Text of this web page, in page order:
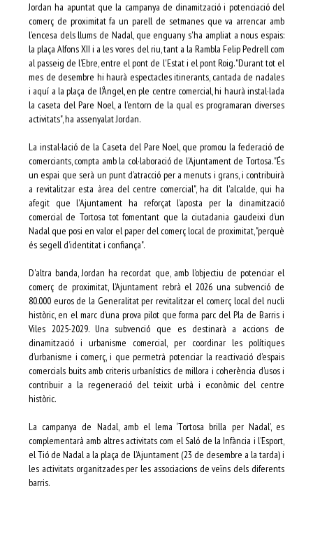
Jordan ha apuntat que la campanya de dinamització i potenciació del
comerç de proximitat fa un parell de setmanes que va arrencar amb
l’encesa dels llums de Nadal, que enguany s'ha ampliat a nous espais:
la plaça Alfons XII i a les vores del riu, tant a la Rambla Felip Pedrell com
al passeig de l’Ebre, entre el pont de l'Estat i el pont Roig. "Durant tot el
mes de desembre hi haurà espectacles itinerants, cantada de nadales
i aquí a la plaça de l’Àngel, en ple centre comercial, hi haurà instal·lada
la caseta del Pare Noel, a l’entorn de la qual es programaran diverses
activitats", ha assenyalat Jordan.
La instal·lació de la Caseta del Pare Noel, que promou la federació de
comerciants, compta amb la col·laboració de l’Ajuntament de Tortosa. "És
un espai que serà un punt d’atracció per a menuts i grans, i contribuirà
a revitalitzar esta àrea del centre comercial", ha dit l'alcalde, qui ha
afegit que l'Ajuntament ha reforçat l’aposta per la dinamització
comercial de Tortosa tot fomentant que la ciutadania gaudeixi d’un
Nadal que posi en valor el paper del comerç local de proximitat, "perquè
és segell d’identitat i confiança".
D'altra banda, Jordan ha recordat que, amb l’objectiu de potenciar el
comerç de proximitat, l’Ajuntament rebrà el 2026 una subvenció de
80.000 euros de la Generalitat per revitalitzar el comerç local del nucli
històric, en el marc d’una prova pilot que forma parc del Pla de Barris i
Viles 2025-2029. Una subvenció que es destinarà a accions de
dinamització i urbanisme comercial, per coordinar les polítiques
d’urbanisme i comerç, i que permetrà potenciar la reactivació d’espais
comercials buits amb criteris urbanístics de millora i coherència d’usos i
contribuir a la regeneració del teixit urbà i econòmic del centre
històric.
La campanya de Nadal, amb el lema ‘Tortosa brilla per Nadal’, es
complementarà amb altres activitats com el Saló de la Infància i l’Esport,
el Tió de Nadal a la plaça de l’Ajuntament (23 de desembre a la tarda) i
les activitats organitzades per les associacions de veïns dels diferents
barris.